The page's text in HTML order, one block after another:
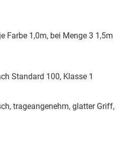
Farbe 1,0m, bei Menge 3 1,5m
Standard 100, Klasse 1
trageangenehm, glatter Griff,